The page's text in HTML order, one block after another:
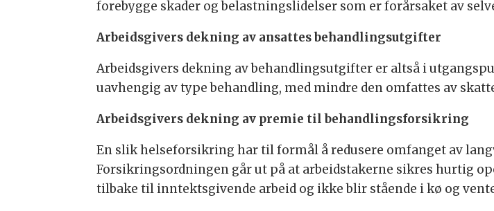
forebygge skader og belastningslidelser som er forårsaket av
Arbeidsgivers dekning av ansattes behandlingsutgifter
Arbeidsgivers dekning av behandlingsutgifter er altså i
uavhengig av type behandling, med mindre den omfattes av
Arbeidsgivers dekning av premie til behandlingsforsikring
En slik helseforsikring har til formål å redusere omfanget av
Forsikringsordningen går ut på at arbeidstakerne sikres hurtig
tilbake til inntektsgivende arbeid og ikke blir stående i kø og